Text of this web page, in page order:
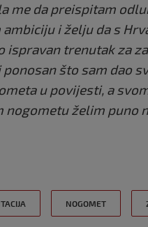
me da preispitam
i želju da s
ispravan trenutak za
što sam dao
u povijesti, a
želim puno
NOGOMET